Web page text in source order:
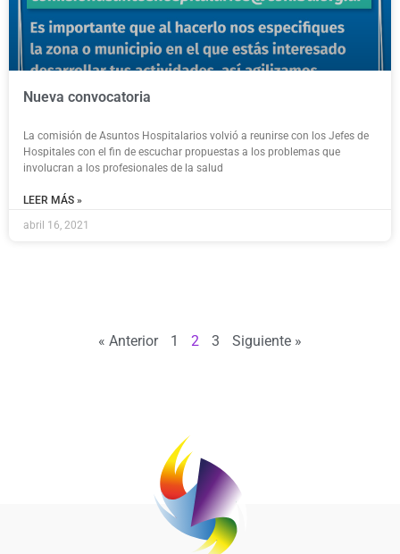
Nueva convocatoria
La comisión de Asuntos Hospitalarios volvió a reunirse con los Jefes de
Hospitales con el fin de escuchar propuestas a los problemas que
involucran a los profesionales de la salud
LEER MÁS »
abril 16, 2021
« Anterior 1 2 3 Siguiente »